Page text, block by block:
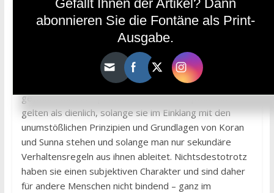
das aus den Inspirationen resultiert“, das Wissen, um
das, was äußerlich ist und explizit“ oder auch einfach
„das erworbene Wissen“. Das Wissen, das dann
wiederum aus den Inspirationen resultiert, bezeichnen
sie als „das Wissen um das, was innerlich ist und
implizit“ oder als „Wissen, das als reine Gnade
gewährt wird“. Inspirationen finden Akzeptanz und
gelten als dienlich, solange sie im Einklang mit den
unumstößlichen Prinzipien und Grundlagen von Koran
und Sunna stehen und solange man nur sekundäre
Verhaltensregeln aus ihnen ableitet. Nichtsdestotrotz
haben sie einen subjektiven Charakter und sind daher
für andere Menschen nicht bindend – ganz im
Gefällt Ihnen der Artikel? Dann
abonnieren Sie die Fontäne als Print-
Ausgabe.